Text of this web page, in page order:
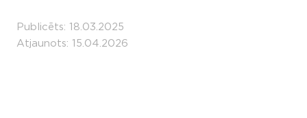
Publicēts: 18.03.2025
Atjaunots: 15.04.2026